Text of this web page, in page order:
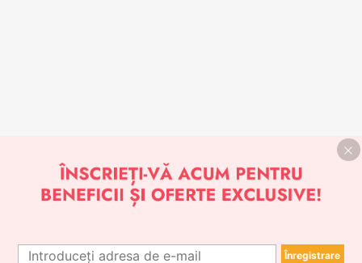
Înregistrare